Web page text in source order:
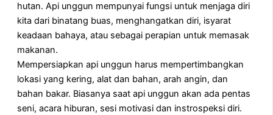
hutan. Api unggun mempunyai fungsi untuk menjaga diri
kita dari binatang buas, menghangatkan diri, isyarat
keadaan bahaya, atau sebagai perapian untuk memasak
makanan.
Mempersiapkan api unggun harus mempertimbangkan
lokasi yang kering, alat dan bahan, arah angin, dan
bahan bakar. Biasanya saat api unggun akan ada pentas
seni, acara hiburan, sesi motivasi dan instrospeksi diri.